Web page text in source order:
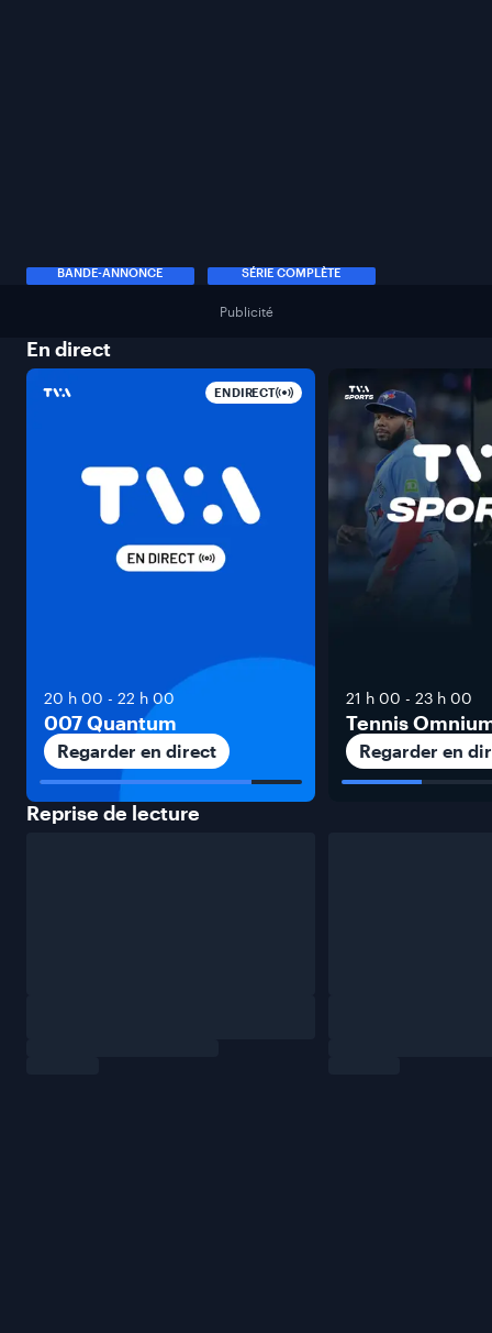
BANDE-ANNONCE SÉRIE COMPLÈTE
Publicité
En direct
EN DIRECT
20 h 00 - 22 h 00
007 Quantum
Regarder en direct
21 h 00 - 23 h 00
Tennis
Regarder en
Reprise de lecture